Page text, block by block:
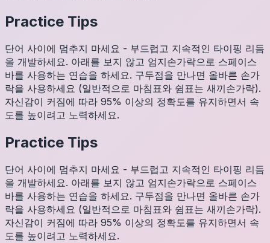
Practice Tips
단어 사이에 멈추지 마세요 - 부드럽고 지속적인 타이핑 리듬
을 개발하세요. 아래를 보지 않고 엄지손가락으로 스페이스
바를 사용하는 연습을 하세요. 구두점을 만나면 올바른 손가
락을 사용하세요 (일반적으로 마침표와 쉼표는 새끼손가락).
자신감이 커짐에 따라 95% 이상의 정확도를 유지하면서 속
도를 높이려고 노력하세요.
Practice Tips
단어 사이에 멈추지 마세요 - 부드럽고 지속적인 타이핑 리듬
을 개발하세요. 아래를 보지 않고 엄지손가락으로 스페이스
바를 사용하는 연습을 하세요. 구두점을 만나면 올바른 손가
락을 사용하세요 (일반적으로 마침표와 쉼표는 새끼손가락).
자신감이 커짐에 따라 95% 이상의 정확도를 유지하면서 속
도를 높이려고 노력하세요.